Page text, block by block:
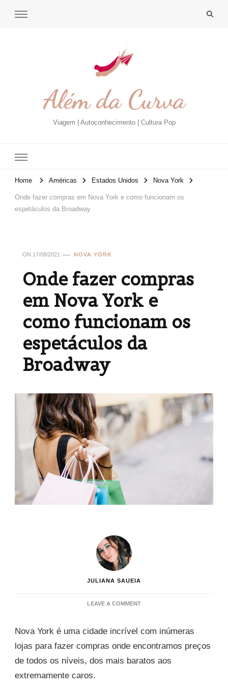
Além da Curva
Viagem | Autoconhecimento | Cultura Pop
Home Américas Estados Unidos Nova York
Onde fazer compras em Nova York e como funcionam os
espetáculos da Broadway
ON 17/08/2021 NOVA YORK
Onde fazer compras
em Nova York e
como funcionam os
espetáculos da
Broadway
JULIANA SAUEIA
LEAVE A COMMENTON
COMPRAS
YORK
Nova York é uma cidade incrível com inúmeras
lojas para fazer compras onde encontramos preços
de todos os níveis, dos mais baratos aos
extremamente caros.